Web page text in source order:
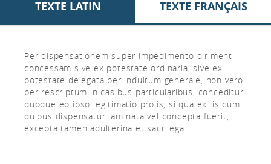
TEXTE LATIN TEXTE FRANÇAIS
Per dispensationem super impedimento dirimenti
concessam sive ex potestate ordinaria, sive ex
potestate delegata per indultum generale, non vero
per rescriptum in casibus particularibus, conceditur
quoque eo ipso legitimatio prolis, si qua ex iis cum
quibus dispensatur iam nata vel concepta fuerit,
excepta tamen adulterina et sacrilega.